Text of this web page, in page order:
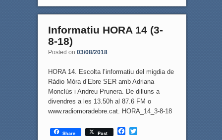
Informatiu HORA 14 (3-
8-18)
Posted on 03/08/2018
HORA 14. Escolta l’informatiu del migdia de
Ràdio Móra d’Ebre SER amb Adriana
Monclús i Andreu Prunera. De dilluns a
divendres a les 13.50h al 87.6 FM o
www.radiomoradebre.cat. HORA_14_3-8-18
Share Post
F
T